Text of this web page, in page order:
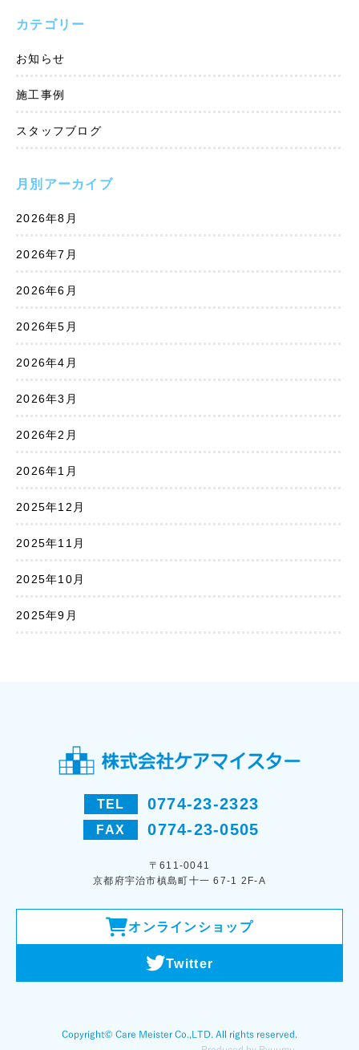
カテゴリー
お知らせ
施工事例
スタッフブログ
月別アーカイブ
2026年8月
2026年7月
2026年6月
2026年5月
2026年4月
2026年3月
2026年2月
2026年1月
2025年12月
2025年11月
2025年10月
2025年9月
TEL 0774-23-2323
FAX 0774-23-0505
〒611-0041
京都府宇治市槙島町十一 67-1 2F-A
オンラインショップ
Twitter